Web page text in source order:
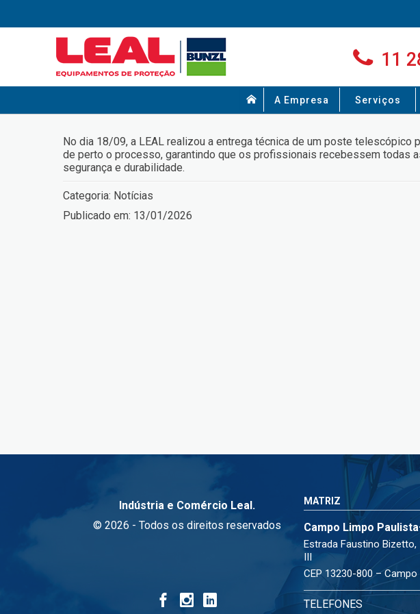
11
A Empresa Serviços
No dia 18/09, a LEAL realizou a entrega técnica de um poste telescópico
de perto o processo, garantindo que os profissionais recebessem todas
segurança e durabilidade.
Categoria: Notícias
Publicado em: 13/01/2026
Indústria e Comércio Leal.
© 2026 - Todos os direitos reservados
MATRIZ
Campo Limpo
Estrada Faustino
III
CEP 13230-800 –
TELEFONES